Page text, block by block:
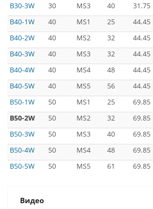
B30-3W
30 MS3 40 31.75
B40-1W
40 MS1 25 44.45
B40-2W
40 MS2 32 44.45
B40-3W
40 MS3 32 44.45
B40-4W
40 MS4 48 44.45
B40-5W
40 MS5 56 44.45
B50-1W
50 MS1 25 69.85
B50-2W
50 MS2 32 69.85
B50-3W
50 MS3 40 69.85
B50-4W
50 MS4 48 69.85
B50-5W
50 MS5 61 69.85
Видео